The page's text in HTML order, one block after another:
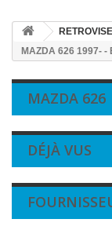
MAZDA 626 1997-
MAZDA 626
DÉJÀ VUS